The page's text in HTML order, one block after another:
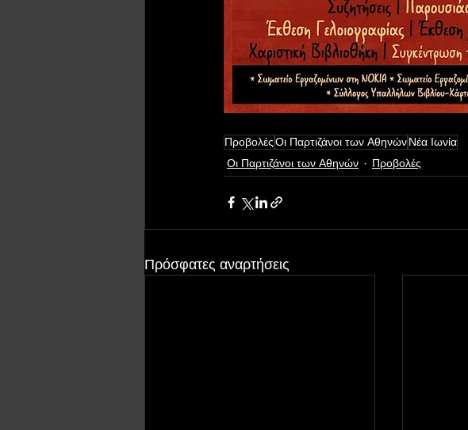
ΠροβολέςΟι Παρτιζάνοι των ΑθηνώνΝέα Ιωνία
Οι Παρτιζάνοι των Αθηνών
Προβολές
Πρόσφατες αναρτήσεις